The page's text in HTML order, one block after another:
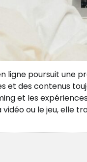
ligne poursuit une
et des contenus
et les
ou le jeu, elle